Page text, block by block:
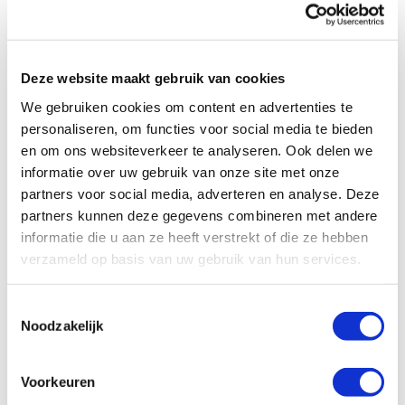
Deze website maakt gebruik van cookies
We gebruiken cookies om content en advertenties te
personaliseren, om functies voor social media te bieden
en om ons websiteverkeer te analyseren. Ook delen we
informatie over uw gebruik van onze site met onze
partners voor social media, adverteren en analyse. Deze
partners kunnen deze gegevens combineren met andere
informatie die u aan ze heeft verstrekt of die ze hebben
verzameld op basis van uw gebruik van hun services.
Noodzakelijk
Voorkeuren
Bellen naar Namibië
Vergelijk alle actuele beltarieven om naar
Namibië te bellen op Televergelijk.nl
Over de belkosten vanaf een vaste en
mobiele telefoon
Heb je geen ‘onbeperkt bellen’ of een andere
bundel (thuis of mobiel), dan mogen de providers
kosten berekenen voor het bellen naar een 0900
nummer. Deze kosten zijn het zelfde als het
bellen naar een vast nummer.
bundel heeft adviseren we je deze te activeren
betaalt.